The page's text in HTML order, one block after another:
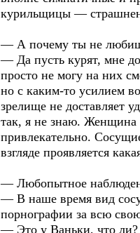
курильщицы —
— А почему ты не
— Да пусть курят, мне
просто не могу на них
но с каким-то усилием
зрелище не доставляет
так, я не знаю. Женщина
привлекательно.
взгляде проявляется
— Любопытное
— В наше время вид
порнографии за всю
— Это у Ваньки, что ли?